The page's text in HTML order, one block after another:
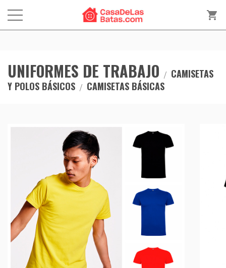
shopping_cart
UNIFORMES DE TRABAJO
CAMISETAS
Y POLOS BÁSICOS
CAMISETAS BÁSICAS